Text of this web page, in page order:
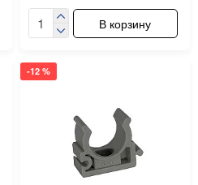
В корзину
-12 %